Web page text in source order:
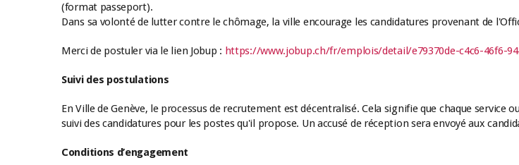
(format passeport).
Dans sa volonté de lutter contre le chômage, la ville encourage les candidatures provenant de
Merci de postuler via le lien Jobup : https://www.jobup.ch/fr/emplois/detail/e79370de-c4c6-46f6-
Suivi des postulations
En Ville de Genève, le processus de recrutement est décentralisé. Cela signifie que chaque service
suivi des candidatures pour les postes qu'il propose. Un accusé de réception sera envoyé aux
Conditions d’engagement